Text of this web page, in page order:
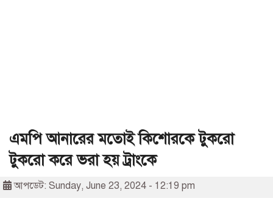
এমপি আনারের মতোই কিশোরকে টুকরো
টুকরো করে ভরা হয় ট্রাংকে
আপডেট: Sunday, June 23, 2024 - 12:19 pm